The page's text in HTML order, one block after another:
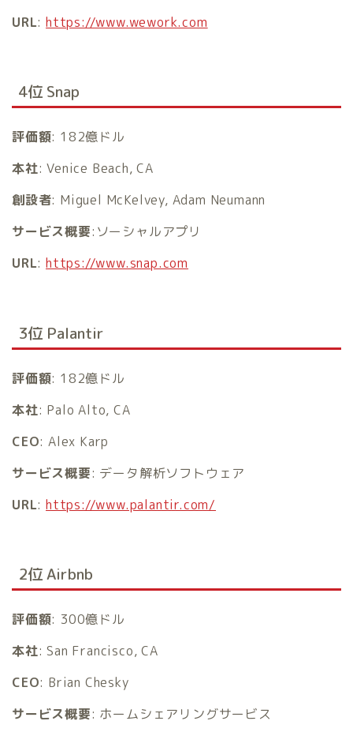
URL:https://www.wework.com
4位 Snap
評価額: 182億ドル
本社: Venice Beach, CA
創設者: Miguel McKelvey, Adam Neumann
サービス概要:ソーシャルアプリ
URL:https://www.snap.com
3位 Palantir
評価額: 182億ドル
本社: Palo Alto, CA
CEO: Alex Karp
サービス概要: データ解析ソフトウェア
URL:https://www.palantir.com/
2位 Airbnb
評価額: 300億ドル
本社: San Francisco, CA
CEO: Brian Chesky
サービス概要: ホームシェアリングサービス